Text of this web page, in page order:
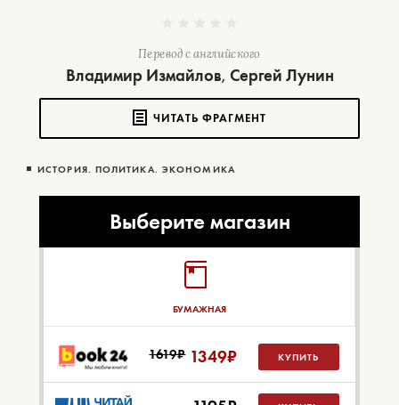
Перевод с английского
Владимир Измайлов, Сергей Лунин
ЧИТАТЬ ФРАГМЕНТ
ИСТОРИЯ. ПОЛИТИКА. ЭКОНОМИКА
Выберите магазин
БУМАЖНАЯ
1619₽ 1349₽ КУПИТЬ